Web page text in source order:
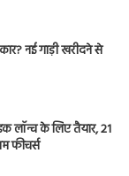
नई गाड़ी खरीदने से
लॉन्च के लिए तैयार, 21
फीचर्स